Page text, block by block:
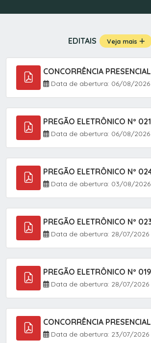
EDITAIS Veja mais
Data de abertura: 06/08/2026
Data de abertura: 06/08/2026
Data de abertura: 03/08/2026
Data de abertura: 28/07/2026
Data de abertura: 28/07/2026
Data de abertura: 23/07/2026